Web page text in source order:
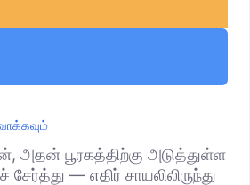
அதன் பூரகத்திற்கு அடுத்துள்ள
— எதிர் சாயலிலிருந்து